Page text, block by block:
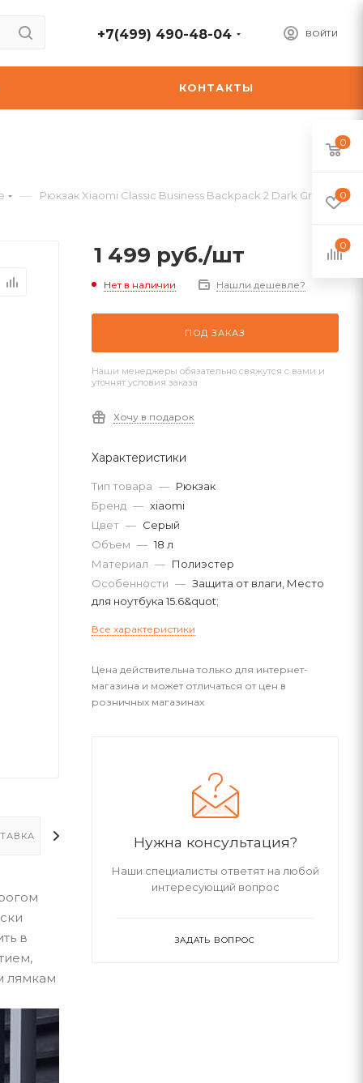
ВОЙТИ
+7(499) 490-48-04
КОНТАКТЫ
— Рюкзак Xiaomi Classic Business Backpack 2 Dark Gray
ДОПОЛНИТЕЛЬНО
в
лямкам
1 499 руб./шт
Нет в наличии Нашли дешевле?
ПОД ЗАКАЗ
Наши менеджеры обязательно свяжутся с вами и
уточнят условия заказа
Хочу в подарок
Характеристики
Тип товара — Рюкзак
Бренд — xiaomi
Цвет — Серый
Объем — 18 л
Материал — Полиэстер
Особенности — Защита от влаги, Место
для ноутбука 15.6&quot;
Все характеристики
Цена действительна только для интернет-
магазина и может отличаться от цен в
розничных магазинах
Нужна консультация?
Наши специалисты ответят на любой
интересующий вопрос
ЗАДАТЬ ВОПРОС
0
0
0